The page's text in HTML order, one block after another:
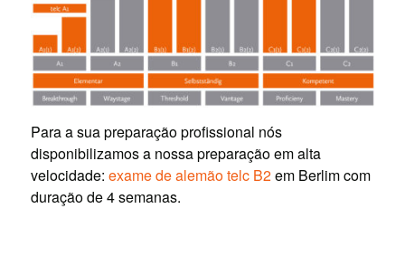
Para a sua preparação profissional nós
disponibilizamos a nossa preparação em alta
velocidade: exame de alemão telc B2em Berlim com
duração de 4 semanas.